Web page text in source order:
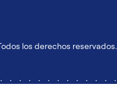
los derechos reservados.